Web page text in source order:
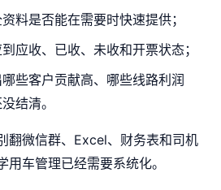
料是否能在需要时快速提供；
应收、已收、未收和开票状态；
些客户贡献高、哪些线路利润
结清。
翻微信群、Excel、财务表和司机
车管理已经需要系统化。